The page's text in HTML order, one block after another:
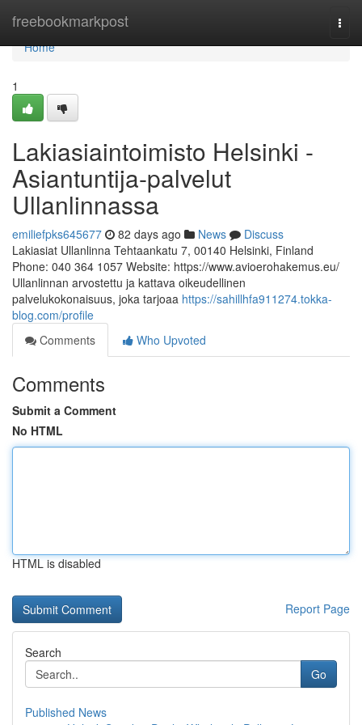
freebookmarkpost
Home
Home
1
Lakiasiaintoimisto Helsinki -
Asiantuntija-palvelut
Ullanlinnassa
emiliefpks645677 82 days ago News
Discuss
Lakiasiat Ullanlinna Tehtaankatu 7, 00140 Helsinki, Finland
Phone: 040 364 1057 Website: https://www.avioerohakemus.eu/
Ullanlinnan arvostettu ja kattava oikeudellinen
palvelukokonaisuus, joka tarjoaa https://sahillhfa911274.tokka-
blog.com/profile
Comments
Who Upvoted
Comments
Submit a Comment
No HTML
HTML is disabled
Report Page
Search
Go
Published News